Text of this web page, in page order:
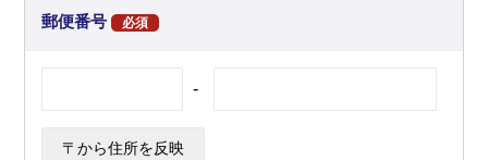
郵便番号 必須
-